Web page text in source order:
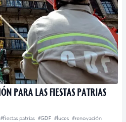
PARA LAS FIESTAS PATRIAS
#fiestas patrias #GDF #luces #renovación